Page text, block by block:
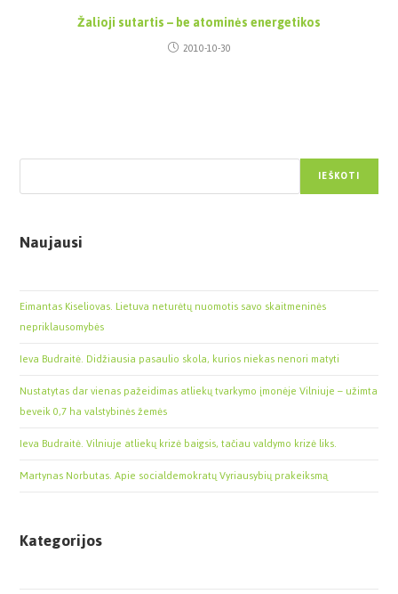
Žalioji sutartis – be atominės energetikos
2010-10-30
IEŠKOTI
Naujausi
Eimantas Kiseliovas. Lietuva neturėtų nuomotis savo skaitmeninės
nepriklausomybės
Ieva Budraitė. Didžiausia pasaulio skola, kurios niekas nenori matyti
Nustatytas dar vienas pažeidimas atliekų tvarkymo įmonėje Vilniuje – užimta
beveik 0,7 ha valstybinės žemės
Ieva Budraitė. Vilniuje atliekų krizė baigsis, tačiau valdymo krizė liks.
Martynas Norbutas. Apie socialdemokratų Vyriausybių prakeiksmą
Kategorijos